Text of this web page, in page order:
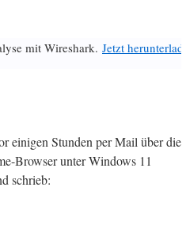
mit Wireshark. Jetzt
einigen Stunden per Mail über die
Browser unter Windows 11
schrieb: